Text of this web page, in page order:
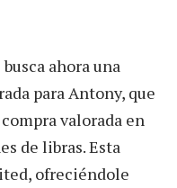
ahora una
para Antony, que
valorada en
de libras. Esta
ofreciéndole